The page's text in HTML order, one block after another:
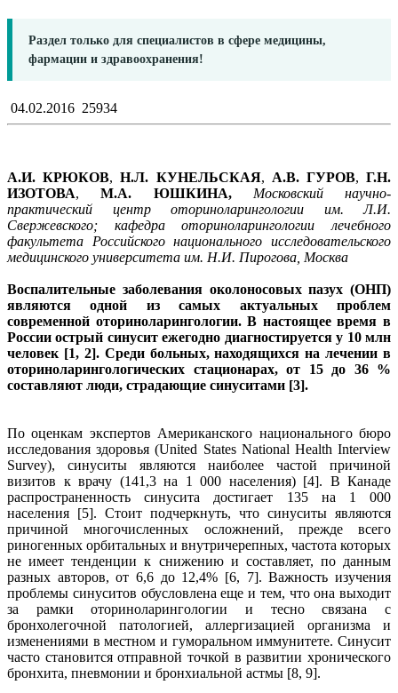
Раздел только для специалистов в сфере медицины,
фармации и здравоохранения!
04.02.2016 25934
А.И. КРЮКОВ,Н.Л. КУНЕЛЬСКАЯ, А.В. ГУРОВ,Г.Н.
ИЗОТОВА,М.А. ЮШКИНА, Московский научно-
практический центр оториноларингологии им. Л.И.
Свержевского; кафедра оториноларингологии лечебного
факультета Российского национального исследовательского
медицинского университета им. Н.И. Пирогова, Москва
Воспалительные заболевания околоносовых пазух (ОНП)
являются одной из самых актуальных проблем
современной оториноларингологии. В настоящее время в
России острый синусит ежегодно диагностируется у 10 млн
человек [1, 2]. Среди больных, находящихся на лечении в
оториноларингологических стационарах, от 15 до 36 %
составляют люди, страдающие синуситами [3].
По оценкам экспертов Американского национального бюро
исследования здоровья (United States National Health Interview
Survey), синуситы являются наиболее частой причиной
визитов к врачу (141,3 на 1 000 населения) [4]. В Канаде
распространенность синусита достигает 135 на 1 000
населения [5]. Стоит подчеркнуть, что синуситы являются
причиной многочисленных осложнений, прежде всего
риногенных орбитальных и внутричерепных, частота которых
не имеет тенденции к снижению и составляет, по данным
разных авторов, от 6,6 до 12,4% [6, 7]. Важность изучения
проблемы синуситов обусловлена еще и тем, что она выходит
за рамки оториноларингологии и тесно связана с
бронхолегочной патологией, аллергизацией организма и
изменениями в местном и гуморальном иммунитете. Синусит
часто становится отправной точкой в развитии хронического
бронхита, пневмонии и бронхиальной астмы [8, 9].